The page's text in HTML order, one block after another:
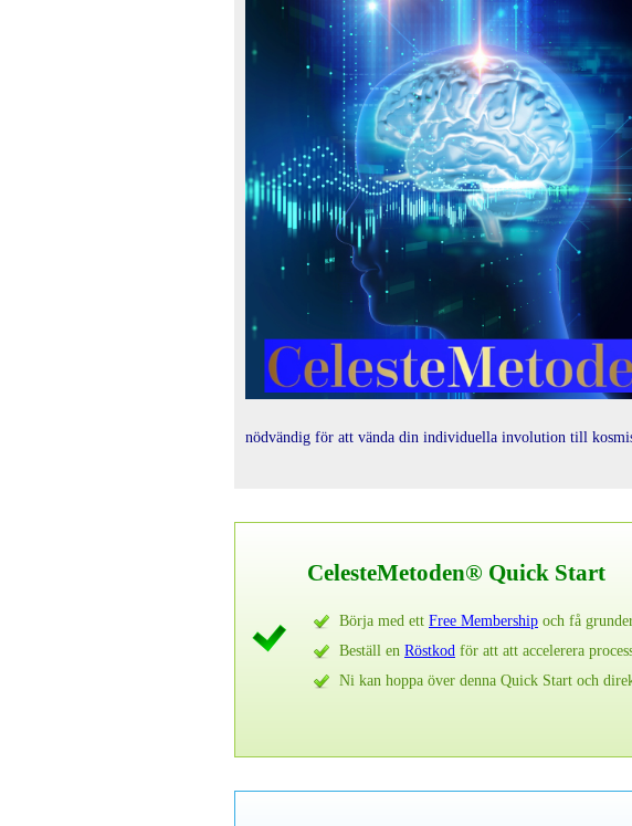
nödvändig för att vända din individuella involution till
CelesteMetoden® Quick Start
Börja med ett Free Membership och få
Beställ en Röstkod för att att accelerera
Ni kan hoppa över denna Quick Start och